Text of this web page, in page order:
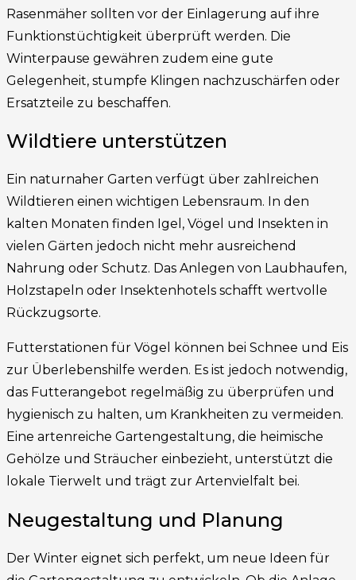
Rasenmäher sollten vor der Einlagerung auf ihre
Funktionstüchtigkeit überprüft werden. Die
Winterpause gewähren zudem eine gute
Gelegenheit, stumpfe Klingen nachzuschärfen oder
Ersatzteile zu beschaffen.
Wildtiere unterstützen
Ein naturnaher Garten verfügt über zahlreichen
Wildtieren einen wichtigen Lebensraum. In den
kalten Monaten finden Igel, Vögel und Insekten in
vielen Gärten jedoch nicht mehr ausreichend
Nahrung oder Schutz. Das Anlegen von Laubhaufen,
Holzstapeln oder Insektenhotels schafft wertvolle
Rückzugsorte.
Futterstationen für Vögel können bei Schnee und Eis
zur Überlebenshilfe werden. Es ist jedoch notwendig,
das Futterangebot regelmäßig zu überprüfen und
hygienisch zu halten, um Krankheiten zu vermeiden.
Eine artenreiche Gartengestaltung, die heimische
Gehölze und Sträucher einbezieht, unterstützt die
lokale Tierwelt und trägt zur Artenvielfalt bei.
Neugestaltung und Planung
Der Winter eignet sich perfekt, um neue Ideen für